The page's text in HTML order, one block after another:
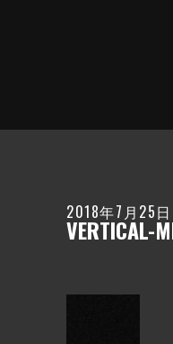
2018年7月25日
VERTICAL-